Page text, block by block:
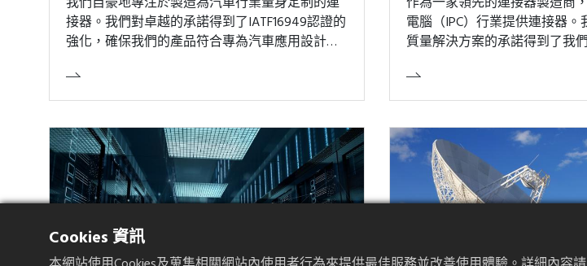
接器。我們對卓越的承諾得到了IATF16949認證的
強化，確保我們的產品符合專為汽車應用設計的
電腦（IPC）行業提供連接器
質量解決方案的承諾得到了我
Cookies 資訊